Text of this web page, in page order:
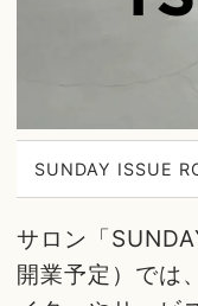
SUNDAY ISSUE
サロン「
開業予定）では